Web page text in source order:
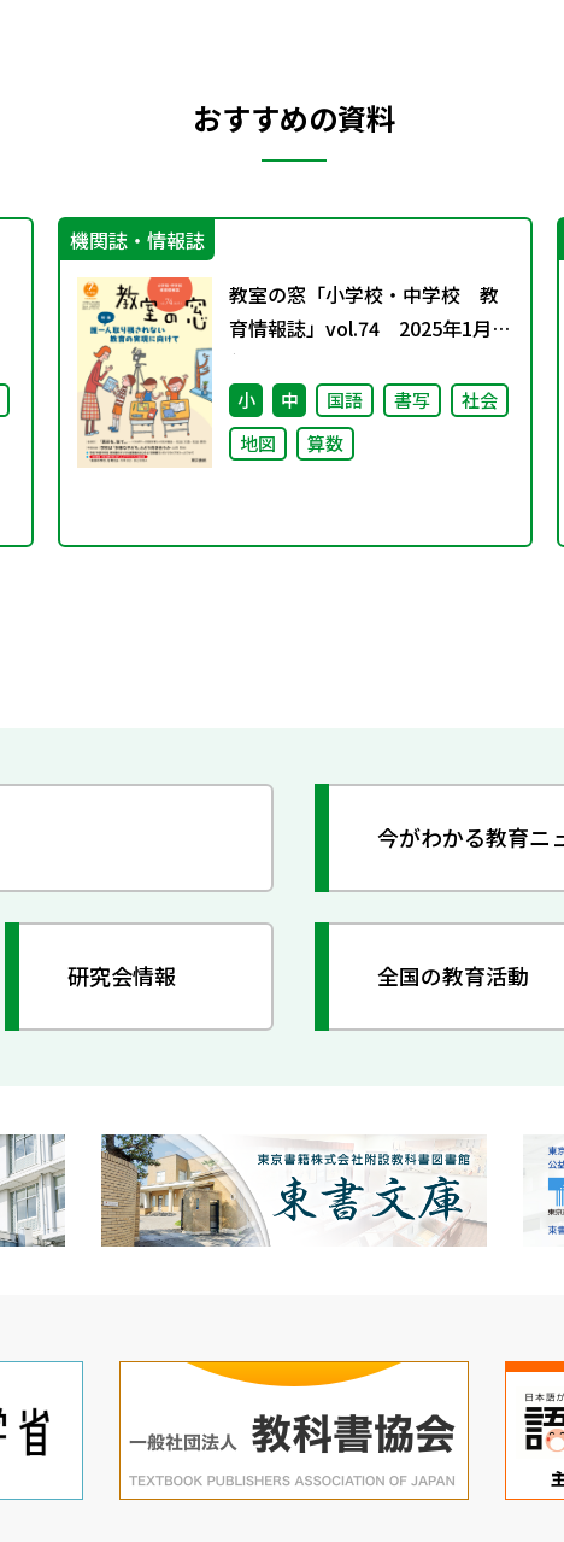
おすすめの資料
機関誌・情報誌
教室の窓「小学校・中学校 教
育情報誌」vol.74 2025年1月発
行
小 中 国語 書写
社会
地図
算数
今がわかる教育ニ
研究会情報 全国の教育活動